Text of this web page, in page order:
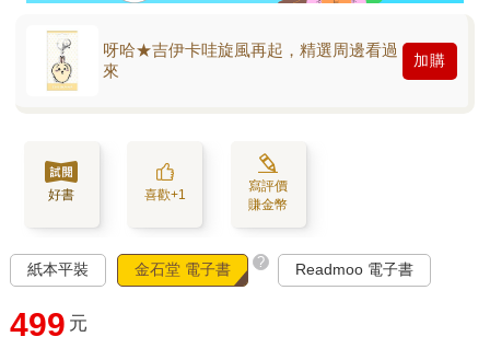
呀哈★吉伊卡哇旋風再起，精選周邊看過
來
加購
好書 喜歡+1
寫評價
賺金幣
紙本平裝 金石堂 電子書 ? Readmoo 電子書
499 元